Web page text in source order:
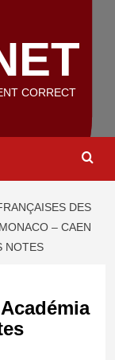
CORRECT
DES
MONACO – CAEN
NOTES